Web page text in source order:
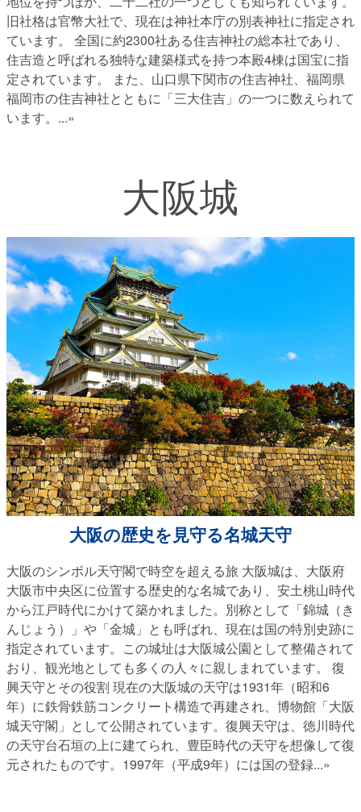
旧社格は官幣大社で、現在は神社本庁の別表神社に指定され
ています。 全国に約2300社ある住吉神社の総本社であり、
住吉造と呼ばれる独特な建築様式を持つ本殿4棟は国宝に指
定されています。 また、山口県下関市の住吉神社、福岡県
福岡市の住吉神社とともに「三大住吉」の一つに数えられて
います。 ...»
大阪城
大阪の歴史を見守る名城天守
大阪のシンボル天守閣で時空を超える旅 大阪城は、大阪府
大阪市中央区に位置する歴史的な名城であり、安土桃山時代
から江戸時代にかけて築かれました。別称として「錦城（き
んじょう）」や「金城」とも呼ばれ、現在は国の特別史跡に
指定されています。この城址は大阪城公園として整備されて
おり、観光地としても多くの人々に親しまれています。 復
興天守とその役割 現在の大阪城の天守は1931年（昭和6
年）に鉄骨鉄筋コンクリート構造で再建され、博物館「大阪
城天守閣」として公開されています。復興天守は、徳川時代
の天守台石垣の上に建てられ、豊臣時代の天守を想像して復
元されたものです。1997年（平成9年）には国の登録...»